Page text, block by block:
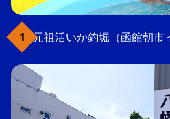
元祖活いか釣堀（函館朝市